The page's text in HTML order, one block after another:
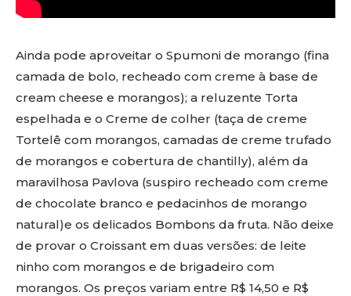
Ainda pode aproveitar o Spumoni de morango (fina
camada de bolo, recheado com creme à base de
cream cheese e morangos); a reluzente Torta
espelhada e o Creme de colher (taça de creme
Tortelê com morangos, camadas de creme trufado
de morangos e cobertura de chantilly), além da
maravilhosa Pavlova (suspiro recheado com creme
de chocolate branco e pedacinhos de morango
natural)e os delicados Bombons da fruta. Não deixe
de provar o Croissant em duas versões: de leite
ninho com morangos e de brigadeiro com
morangos. Os preços variam entre R$ 14,50 e R$